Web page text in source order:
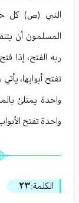
النبي (ص) كل
المسلمون أن
ربه الفتح، إذا
تفتح أبوابها،
واحدة يمتلئ
واحدة تفتح
الكلمة:٢٣